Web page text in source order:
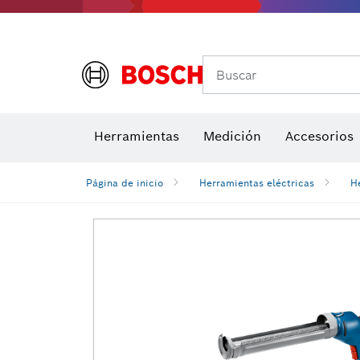
Buscar
Herramientas Medición Accesorios
Página de inicio Herramientas eléctricas